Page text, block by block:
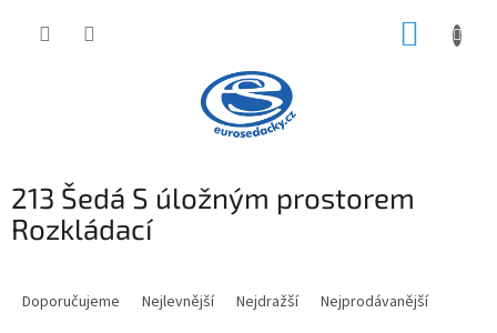
213 Šedá S úložným prostorem
Rozkládací
Doporučujeme Nejlevnější Nejdražší
Nejprodávanější